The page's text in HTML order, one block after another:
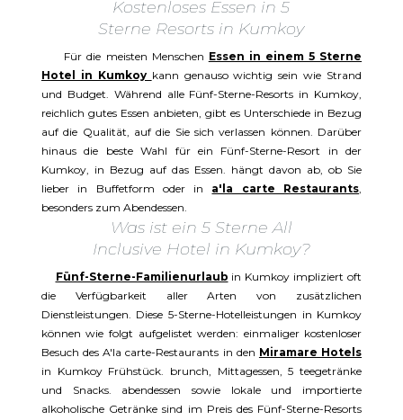
Kostenloses Essen in 5
Sterne Resorts in Kumkoy
Für die meisten Menschen Essen in einem 5 Sterne
Hotel in Kumkoy kann genauso wichtig sein wie Strand
und Budget. Während alle Fünf-Sterne-Resorts in Kumkoy,
reichlich gutes Essen anbieten, gibt es Unterschiede in Bezug
auf die Qualität, auf die Sie sich verlassen können. Darüber
hinaus die beste Wahl für ein Fünf-Sterne-Resort in der
Kumkoy, in Bezug auf das Essen. hängt davon ab, ob Sie
lieber in Buffetform oder in a'la carte Restaurants,
besonders zum Abendessen.
Was ist ein 5 Sterne All
Inclusive Hotel in Kumkoy?
Fünf-Sterne-Familienurlaub in Kumkoy impliziert oft
die Verfügbarkeit aller Arten von zusätzlichen
Dienstleistungen. Diese 5-Sterne-Hotelleistungen in Kumkoy
können wie folgt aufgelistet werden: einmaliger kostenloser
Besuch des A'la carte-Restaurants in den Miramare Hotels
in Kumkoy Frühstück. brunch, Mittagessen, 5 teegetränke
und Snacks. abendessen sowie lokale und importierte
alkoholische Getränke sind im Preis des Fünf-Sterne-Resorts